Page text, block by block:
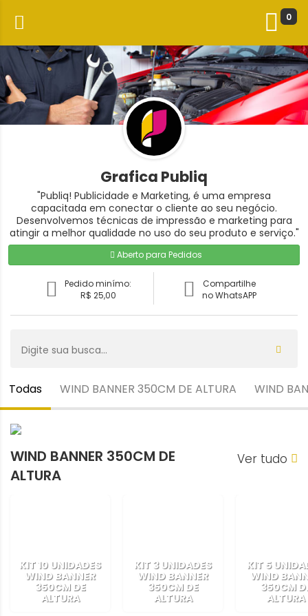
0
Grafica Publiq
"Publiq! Publicidade e Marketing, é uma empresa
capacitada em conectar o cliente ao seu negócio.
Desenvolvemos técnicas de impressão e marketing para
atingir a melhor qualidade no uso do seu produto e serviço."
Aberto para Pedidos
Pedido minímo:
R$ 25,00
Compartilhe
no WhatsAPP
Todas WIND BANNER 350CM DE ALTURA WIND
WIND BANNER 350CM DE
ALTURA
Ver tudo
KIT 10 UNIDADES
WIND BANNER
350CM DE
ALTURA
KIT 3 UNIDADES
WIND BANNER
350CM DE
ALTURA
KIT 5
WIND
350CM
ALTURA